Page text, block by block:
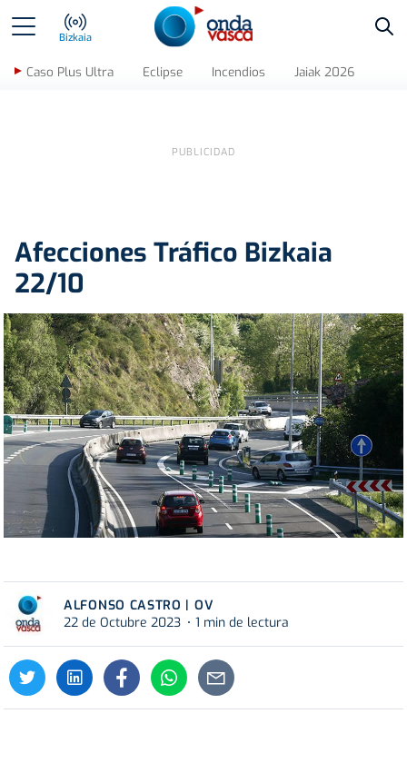
Bizkaia
Caso Plus Ultra Eclipse Incendios Jaiak 2026
Afecciones Tráfico Bizkaia
22/10
ALFONSO CASTRO | OV
22 de Octubre 2023
1 min de lectura